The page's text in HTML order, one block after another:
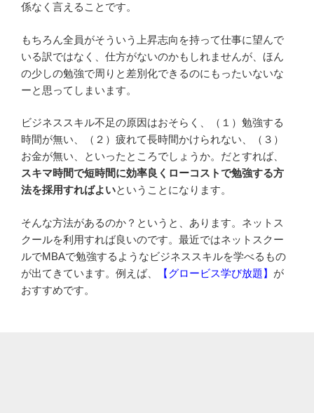
係なく言えることです。
もちろん全員がそういう上昇志向を持って仕事に望んで
いる訳ではなく、仕方がないのかもしれませんが、ほん
の少しの勉強で周りと差別化できるのにもったいないな
ーと思ってしまいます。
ビジネススキル不足の原因はおそらく、（１）勉強する
時間が無い、（２）疲れて長時間かけられない、（３）
お金が無い、といったところでしょうか。だとすれば、
スキマ時間で短時間に効率良くローコストで勉強する方
法を採用すればよいということになります。
そんな方法があるのか？というと、あります。ネットス
クールを利用すれば良いのです。最近ではネットスクー
ルでMBAで勉強するようなビジネススキルを学べるもの
が出てきています。例えば、
【グロービス学び放題】 が
おすすめです。